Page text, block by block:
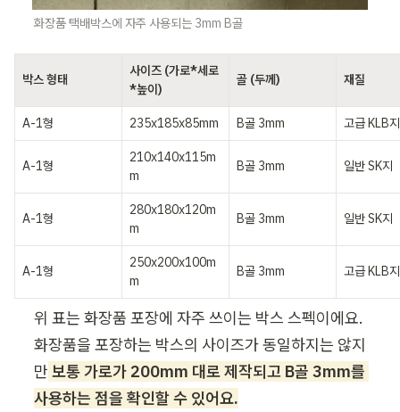
화장품 택배박스에 자주 사용되는 3mm B골
박스 형태
사이즈 (가로*세로
*높이)
골 (두께) 재질
A-1형 235x185x85mm B골 3mm 고급 KLB지
A-1형
210x140x115m
m
B골 3mm 일반 SK지
A-1형
280x180x120m
m
B골 3mm 일반 SK지
A-1형
250x200x100m
m
B골 3mm 고급 KLB지
위 표는 화장품 포장에 자주 쓰이는 박스 스펙이에요.
화장품을 포장하는 박스의 사이즈가 동일하지는 않지
만 보통 가로가 200mm 대로 제작되고 B골 3mm를
사용하는 점을 확인할 수 있어요.